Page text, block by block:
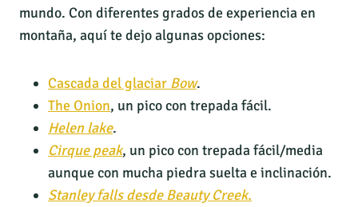
mundo. Con diferentes grados de experiencia en
montaña, aquí te dejo algunas opciones:
Cascada del glaciar Bow.
The Onion, un pico con trepada fácil.
Helen lake.
Cirque peak, un pico con trepada fácil/media
aunque con mucha piedra suelta e inclinación.
Stanley falls desde Beauty Creek.